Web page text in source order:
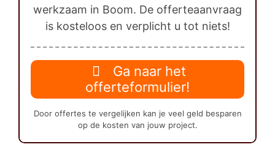
werkzaam in Boom. De offerteaanvraag
is kosteloos en verplicht u tot niets!
Ga naar het
offerteformulier!
Door offertes te vergelijken kan je veel geld besparen
op de kosten van jouw project.